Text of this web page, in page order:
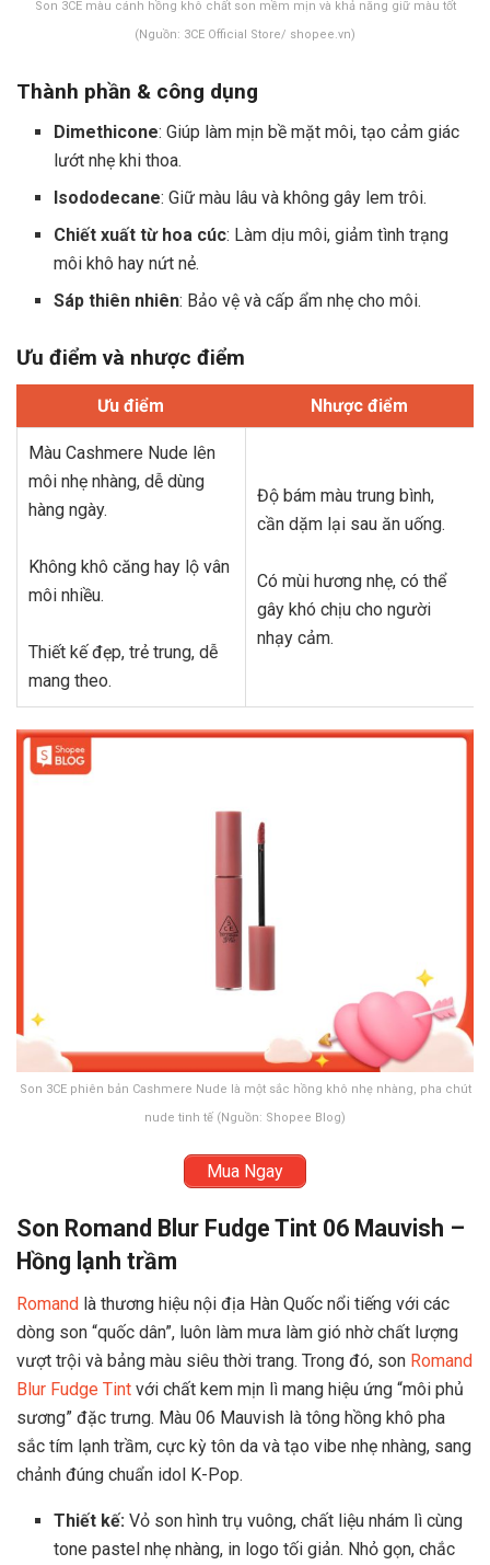
Son 3CE màu cánh hồng khô chất son mềm mịn và khả năng giữ màu tốt
(Nguồn: 3CE Official Store/ shopee.vn)
Thành phần & công dụng
Dimethicone: Giúp làm mịn bề mặt môi, tạo cảm giác
lướt nhẹ khi thoa.
Isododecane: Giữ màu lâu và không gây lem trôi.
Chiết xuất từ hoa cúc: Làm dịu môi, giảm tình trạng
môi khô hay nứt nẻ.
Sáp thiên nhiên: Bảo vệ và cấp ẩm nhẹ cho môi.
Ưu điểm và nhược điểm
Ưu điểm Nhược điểm
Màu Cashmere Nude lên
môi nhẹ nhàng, dễ dùng
hàng ngày.
Không khô căng hay lộ vân
môi nhiều.
Thiết kế đẹp, trẻ trung, dễ
mang theo.
Độ bám màu trung bình,
cần dặm lại sau ăn uống.
Có mùi hương nhẹ, có thể
gây khó chịu cho người
nhạy cảm.
Son 3CE phiên bản Cashmere Nude là một sắc hồng khô nhẹ nhàng, pha chút
nude tinh tế (Nguồn: Shopee Blog)
Mua Ngay
Son Romand Blur Fudge Tint 06 Mauvish –
Hồng lạnh trầm
Romand là thương hiệu nội địa Hàn Quốc nổi tiếng với các
dòng son “quốc dân”, luôn làm mưa làm gió nhờ chất lượng
vượt trội và bảng màu siêu thời trang. Trong đó, son Romand
Blur Fudge Tint với chất kem mịn lì mang hiệu ứng “môi phủ
sương” đặc trưng. Màu 06 Mauvish là tông hồng khô pha
sắc tím lạnh trầm, cực kỳ tôn da và tạo vibe nhẹ nhàng, sang
chảnh đúng chuẩn idol K-Pop.
Thiết kế: Vỏ son hình trụ vuông, chất liệu nhám lì cùng
tone pastel nhẹ nhàng, in logo tối giản. Nhỏ gọn, chắc